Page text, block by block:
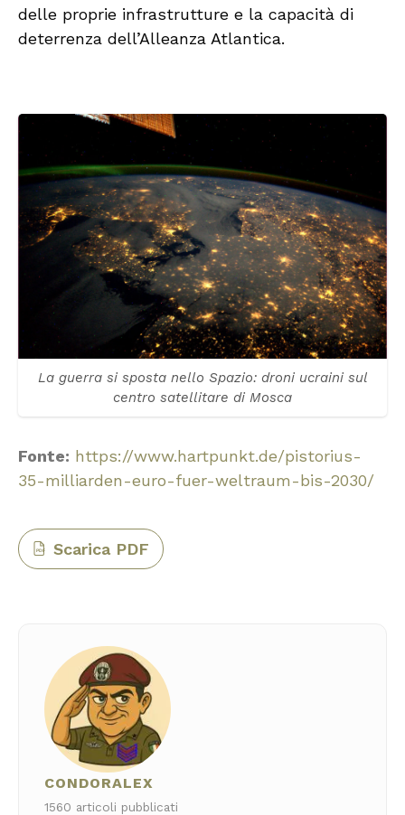
delle proprie infrastrutture e la capacità di
deterrenza dell’Alleanza Atlantica.
La guerra si sposta nello Spazio: droni ucraini sul
centro satellitare di Mosca
Fonte: https://www.hartpunkt.de/pistorius-
35-milliarden-euro-fuer-weltraum-bis-2030/
PDF Scarica PDF
CONDORALEX
1560 articoli pubblicati